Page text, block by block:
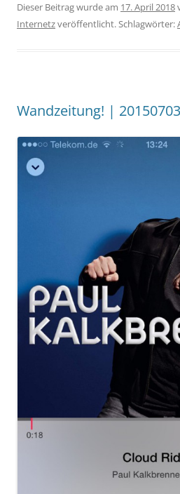
Dieser Beitrag wurde am 17. April 2018
Internetzveröffentlicht. Schlagwörter:
Wandzeitung! | 20150703